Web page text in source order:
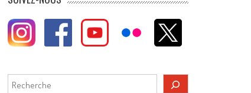
Rechercher